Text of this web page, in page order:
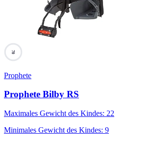
70
Prophete
Prophete Bilby RS
Maximales Gewicht des Kindes: 22
Minimales Gewicht des Kindes: 9